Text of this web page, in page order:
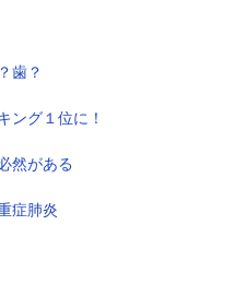
歯？
ング１位に！
然がある
症肺炎